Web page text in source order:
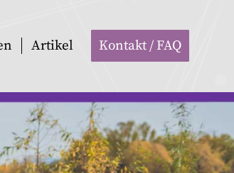
Artikel Kontakt / FAQ